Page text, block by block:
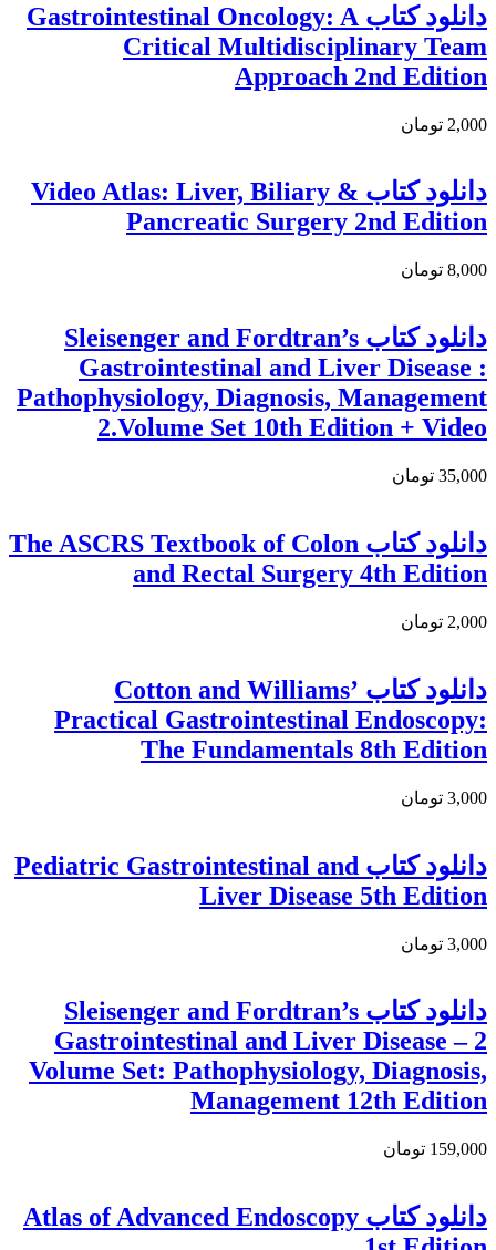
دانلود کتاب Gastrointestinal Oncology: A
Critical Multidisciplinary Team
Approach 2nd Edition
2,000 تومان
دانلود کتاب Video Atlas: Liver, Biliary &
Pancreatic Surgery 2nd Edition
8,000 تومان
دانلود کتاب Sleisenger and Fordtran’s
Gastrointestinal and Liver Disease :
Pathophysiology, Diagnosis, Management
2.Volume Set 10th Edition + Video
35,000 تومان
دانلود كتاب The ASCRS Textbook of Colon
and Rectal Surgery 4th Edition
2,000 تومان
دانلود کتاب Cotton and Williams’
Practical Gastrointestinal Endoscopy:
The Fundamentals 8th Edition
3,000 تومان
دانلود کتاب Pediatric Gastrointestinal and
Liver Disease 5th Edition
3,000 تومان
دانلود کتاب Sleisenger and Fordtran’s
Gastrointestinal and Liver Disease – 2
Volume Set: Pathophysiology, Diagnosis,
Management 12th Edition
159,000 تومان
دانلود كتاب Atlas of Advanced Endoscopy